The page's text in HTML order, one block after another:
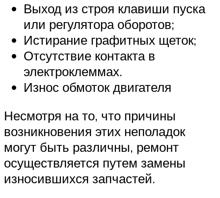
Выход из строя клавиши пуска
или регулятора оборотов;
Истирание графитных щеток;
Отсутствие контакта в
электроклеммах.
Износ обмоток двигателя
Несмотря на то, что причины
возникновения этих неполадок
могут быть различны, ремонт
осуществляется путем замены
износившихся запчастей.